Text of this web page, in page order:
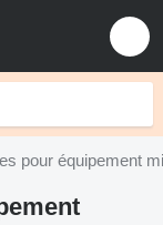
pour équipement